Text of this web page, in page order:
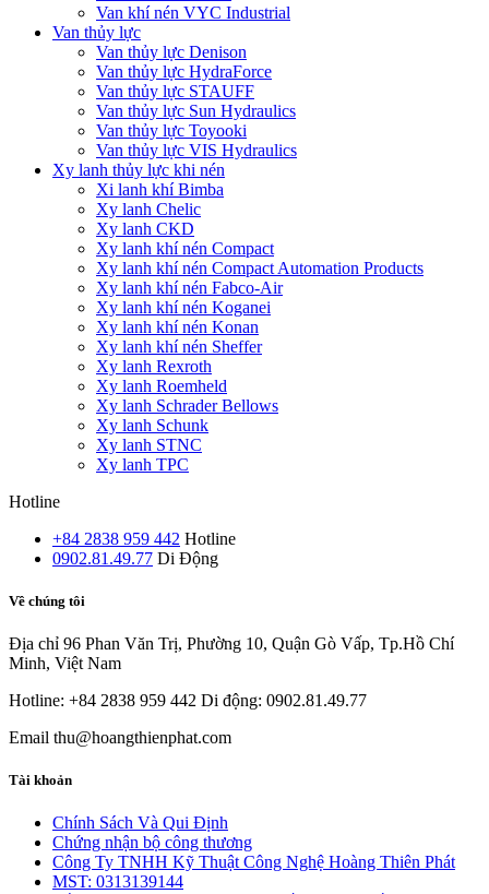
Van khí nén VYC Industrial
Van thủy lực
Van thủy lực Denison
Van thủy lực HydraForce
Van thủy lực STAUFF
Van thủy lực Sun Hydraulics
Van thủy lực Toyooki
Van thủy lực VIS Hydraulics
Xy lanh thủy lực khi nén
Xi lanh khí Bimba
Xy lanh Chelic
Xy lanh CKD
Xy lanh khí nén Compact
Xy lanh khí nén Compact Automation Products
Xy lanh khí nén Fabco-Air
Xy lanh khí nén Koganei
Xy lanh khí nén Konan
Xy lanh khí nén Sheffer
Xy lanh Rexroth
Xy lanh Roemheld
Xy lanh Schrader Bellows
Xy lanh Schunk
Xy lanh STNC
Xy lanh TPC
Hotline
+84 2838 959 442 Hotline
0902.81.49.77 Di Động
Về chúng tôi
Địa chỉ 96 Phan Văn Trị, Phường 10, Quận Gò Vấp, Tp.Hồ Chí
Minh, Việt Nam
Hotline: +84 2838 959 442 Di động: 0902.81.49.77
Email thu@hoangthienphat.com
Tài khoản
Chính Sách Và Qui Định
Chứng nhận bộ công thương
Công Ty TNHH Kỹ Thuật Công Nghệ Hoàng Thiên Phát
MST: 0313139144